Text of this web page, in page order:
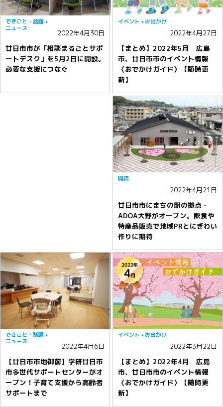
2022年4月30日
廿日市市が「相談まるごとサポ
ートデスク」を5月2日に開設。
必要な支援につなぐ
できごと・話題
ニュース
2022年4月27日
【まとめ】2022年5月 広島
市、廿日市市のイベント情報
〈おでかけガイド〉【随時更
新】
イベント お出かけ
2022年4月21日
廿日市市にまちの駅の拠点・
ADOA大野がオープン。飲食や
特産品販売で地域PRとにぎわい
作りに期待
開店
2022年4月6日
【廿日市市地御前】学研廿日市
市多世代サポートセンターがオ
ープン！子育て支援から高齢者
サポートまで
できごと・話題
ニュース
2022年3月22日
【まとめ】2022年4月 広島
市、廿日市市のイベント情報
〈おでかけガイド〉【随時更
新】
イベント お出かけ